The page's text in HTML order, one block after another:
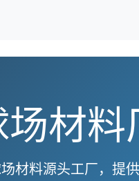
材料
材料源头工厂，提